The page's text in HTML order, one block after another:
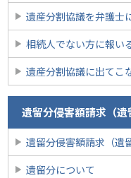
遺産分割協議を弁護士
相続人でない方に報い
遺産分割協議に出てこ
遺留分侵害額請求（遺
遺留分侵害額請求（遺
遺留分について